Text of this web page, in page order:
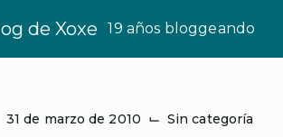
de Xoxe 19 años bloggeando
31 de marzo de 2010 ⌙ Sin categoría